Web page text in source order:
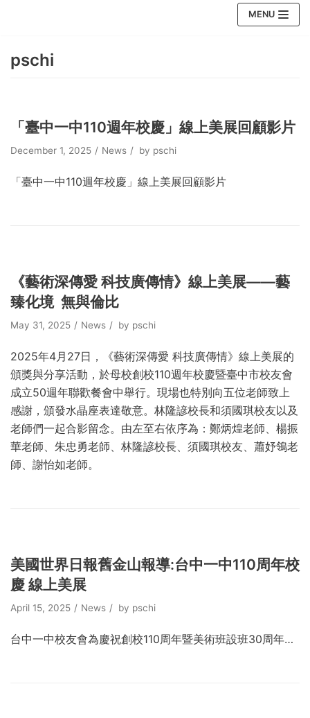
content
MENU
pschi
「臺中一中110週年校慶」線上美展回顧影片
December 1, 2025 News by pschi
「臺中一中110週年校慶」線上美展回顧影片
《藝術深傳愛 科技廣傳情》線上美展——藝
臻化境 無與倫比
May 31, 2025 News by pschi
2025年4月27日，《藝術深傳愛 科技廣傳情》線上美展的
頒獎與分享活動，於母校創校110週年校慶暨臺中市校友會
成立50週年聯歡餐會中舉行。現場也特別向五位老師致上
感謝，頒發水晶座表達敬意。林隆諺校長和須國琪校友以及
老師們一起合影留念。由左至右依序為：鄭炳煌老師、楊振
華老師、朱忠勇老師、林隆諺校長、須國琪校友、蕭妤鴒老
師、謝怡如老師。
美國世界日報舊金山報導:台中⼀中110周年校
慶 線上美展
April 15, 2025 News by pschi
台中一中校友會為慶祝創校110周年暨美術班設班30周年…